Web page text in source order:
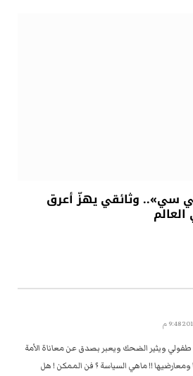
سي».. وثائقي يهزّ أعرق
طفولي ويثير الضحك ويعبر بصدق عن معاناة الأمة
ومعارضيها !! ماهي السياسة ؟ فن الممكن ! هل